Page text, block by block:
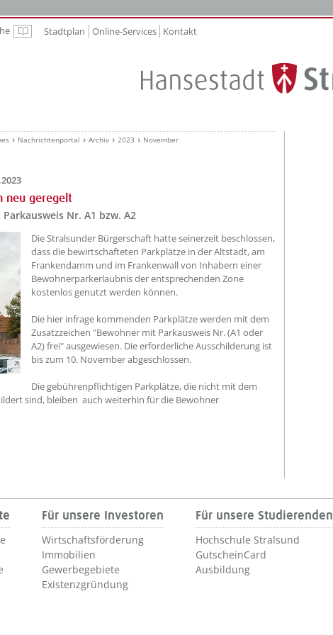
Leichte Sprache
Stadtplan Online-Services Kontakt
Nachrichtenportal Archiv 2023 November
neu geregelt
Nr. A1 bzw. A2
??? absaetzeOben[1]/titel ???
Die Stralsunder Bürgerschaft hatte seinerzeit beschlossen,
dass die bewirtschafteten Parkplätze in der Altstadt, am
Frankendamm und im Frankenwall von Inhabern einer
Bewohnerparkerlaubnis der entsprechenden Zone
kostenlos genutzt werden können.
Die hier infrage kommenden Parkplätze werden mit dem
Zusatzzeichen "Bewohner mit Parkausweis Nr. (A1 oder
A2) frei" ausgewiesen. Die erforderliche Ausschilderung ist
bis zum 10. November abgeschlossen.
Die gebührenpflichtigen Parkplätze, die nicht mit dem
sind, bleiben auch weiterhin für die Bewohner
Für unsere Investoren
Wirtschaftsförderung
Immobilien
Gewerbegebiete
Existenzgründung
Für unsere Studierenden
Hochschule Stralsund
GutscheinCard
Ausbildung